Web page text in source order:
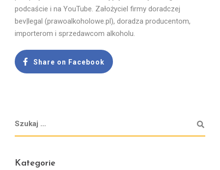
podcaście i na YouTube. Założyciel firmy doradczej
bev|legal (prawoalkoholowe.pl), doradza producentom,
importerom i sprzedawcom alkoholu.
Share on Facebook
Kategorie